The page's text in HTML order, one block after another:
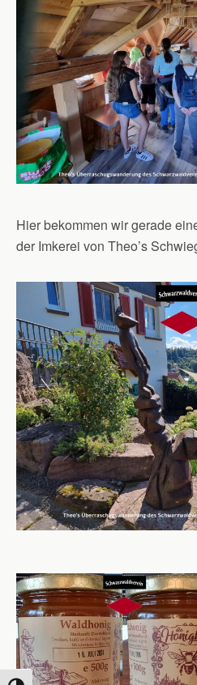
Hier bekommen wir gerade
der Imkerei von Theo’s